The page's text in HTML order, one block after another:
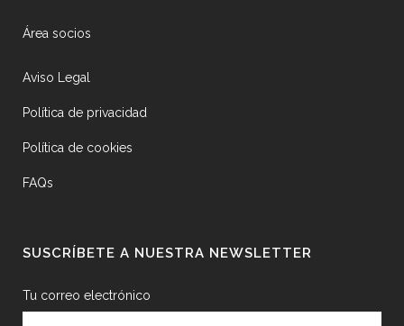
Área socios
Aviso Legal
Política de privacidad
Política de cookies
FAQs
SUSCRÍBETE A NUESTRA NEWSLETTER
Tu correo electrónico